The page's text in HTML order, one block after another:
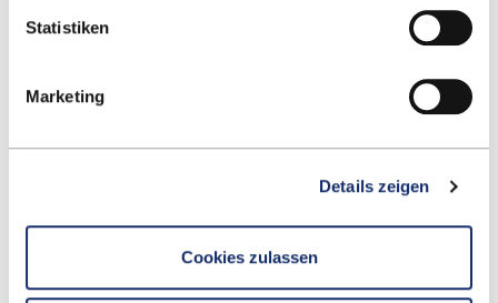
Statistiken
Marketing
Details zeigen
Cookies zulassen
Studying at ESB
For Businesses
About ESB Business School